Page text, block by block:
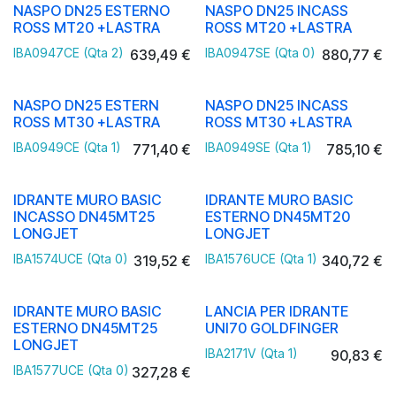
NASPO DN25 ESTERNO
ROSS MT20 +LASTRA
IBA0947CE (Qta 2) 639,49 €
NASPO DN25 INCASS
ROSS MT20 +LASTRA
IBA0947SE (Qta 0) 880,77 €
NASPO DN25 ESTERN
ROSS MT30 +LASTRA
IBA0949CE (Qta 1) 771,40€
NASPO DN25 INCASS
ROSS MT30 +LASTRA
IBA0949SE (Qta 1) 785,10€
IDRANTE MURO BASIC
INCASSO DN45MT25
LONGJET
IBA1574UCE (Qta 0) 319,52 €
IDRANTE MURO BASIC
ESTERNO DN45MT20
LONGJET
IBA1576UCE (Qta 1) 340,72 €
IDRANTE MURO BASIC
ESTERNO DN45MT25
LONGJET
IBA1577UCE (Qta 0) 327,28 €
LANCIA PER IDRANTE
UNI70 GOLDFINGER
IBA2171V (Qta 1) 90,83 €